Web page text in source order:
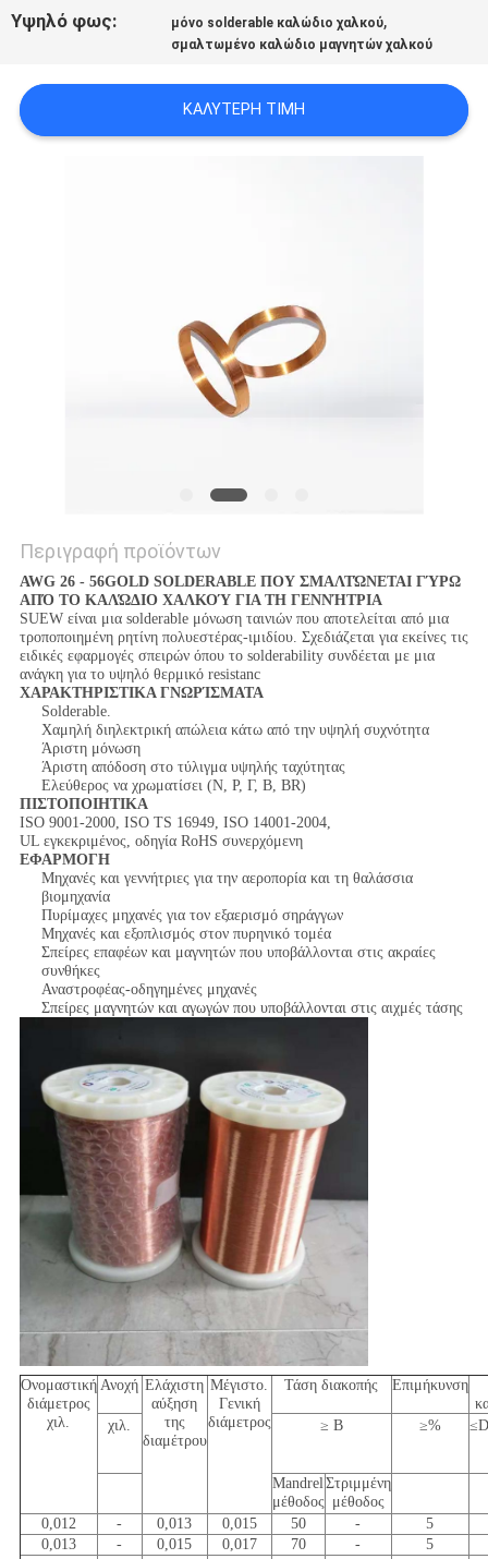
ΈΝΑ
ΑΠΌΣΠΑΣΜΑ
Υψηλό φως: μόνο solderable καλώδιο χαλκού,
σμαλτωμένο καλώδιο μαγνητών χαλκού
ΚΑΛΎΤΕΡΗ ΤΙΜΉ
Περιγραφή προϊόντων
AWG 26 - 56GOLD SOLDERABLE ΠΟΥ ΣΜΑΛΤΏΝΕΤΑΙ ΓΎΡΩ
ΑΠΌ ΤΟ ΚΑΛΏΔΙΟ ΧΑΛΚΟΎ ΓΙΑ ΤΗ ΓΕΝΝΉΤΡΙΑ
SUEW είναι μια solderable μόνωση ταινιών που αποτελείται από μια
τροποποιημένη ρητίνη πολυεστέρας-ιμιδίου. Σχεδιάζεται για εκείνες τις
ειδικές εφαρμογές σπειρών όπου το solderability συνδέεται με μια
ανάγκη για το υψηλό θερμικό resistanc
ΧΑΡΑΚΤΗΡΙΣΤΙΚΑ ΓΝΩΡΊΣΜΑΤΑ
Solderable.
Χαμηλή διηλεκτρική απώλεια κάτω από την υψηλή συχνότητα
Άριστη μόνωση
Άριστη απόδοση στο τύλιγμα υψηλής ταχύτητας
Ελεύθερος να χρωματίσει (Ν, Ρ, Γ, Β, BR)
ΠΙΣΤΟΠΟΙΗΤΙΚΑ
ISO 9001-2000, ISO TS 16949, ISO 14001-2004,
UL εγκεκριμένος, οδηγία RoHS συνερχόμενη
ΕΦΑΡΜΟΓΗ
Μηχανές και γεννήτριες για την αεροπορία και τη θαλάσσια
βιομηχανία
Πυρίμαχες μηχανές για τον εξαερισμό σηράγγων
Μηχανές και εξοπλισμός στον πυρηνικό τομέα
Σπείρες επαφέων και μαγνητών που υποβάλλονται στις ακραίες
συνθήκες
Αναστροφέας-οδηγημένες μηχανές
Σπείρες μαγνητών και αγωγών που υποβάλλονται στις αιχμές τάσης
Ονομαστική
διάμετρος
χιλ.
Ανοχή Ελάχιστη
αύξηση
της
διαμέτρου
Μέγιστο.
Γενική
διάμετρος
Τάση διακοπής
Επιμήκυνση
χιλ.
≥ Β ≥%
Mandrel
μέθοδος
Στριμμένη
μέθοδος
0,012
- 0,013 0,015 50 -
5
0,013
- 0,015 0,017 70 -
5